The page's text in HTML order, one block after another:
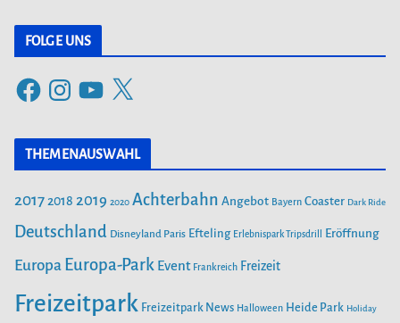
g
e
n
FOLGE UNS
F
o
o
t
g
r
m
Y
T
b
e
X
THEMENAUSWAHL
2017 2018 2019 2020 Achterbahn Angebot Bayern Coaster Dark Ride
Deutschland Disneyland Paris Efteling Erlebnispark Tripsdrill Eröffnung
Europa Europa-Park Event Frankreich Freizeit
Freizeitpark Freizeitpark News Halloween Heide Park Holiday